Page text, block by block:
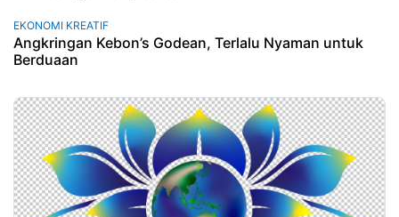
EKONOMI KREATIF
Angkringan Kebon’s Godean, Terlalu Nyaman untuk
Berduaan